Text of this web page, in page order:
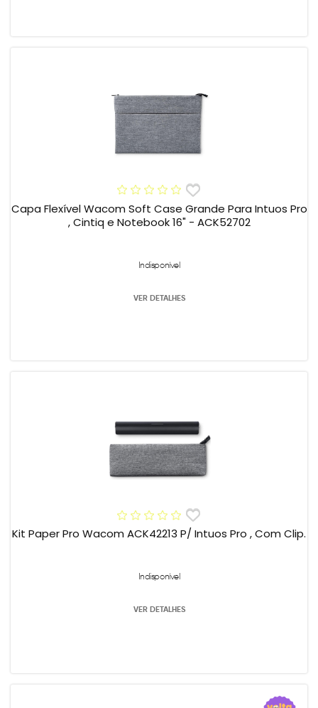
Capa Flexível Wacom Soft Case Grande Para Intuos Pro
, Cintiq e Notebook 16" - ACK52702
Indisponível
VER DETALHES
Kit Paper Pro Wacom ACK42213 P/ Intuos Pro , Com Clip.
Indisponível
VER DETALHES